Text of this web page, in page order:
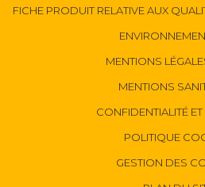
FICHE PRODUIT RELATIVE AUX
MENTIONS
MENTIONS
CONFIDENTIALITÉ ET
POLITIQUE
GESTION DES